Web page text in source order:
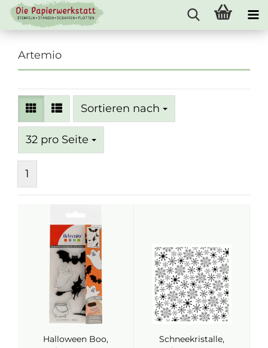
Artemio
Sortieren nach
Sortieren nach
32 pro Seite
pro Seite
1
Halloween Boo,
Schneekristalle,